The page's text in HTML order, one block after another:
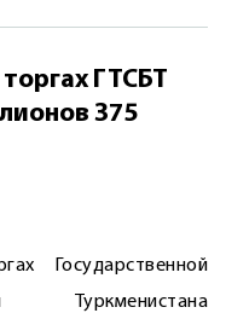
ГТСБТ
375
Государственной
Туркменистана